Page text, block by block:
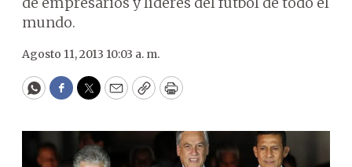
mundo.
Agosto 11, 2013 10:03 a. m.
WhatsApp
Facebook
Twitter
EmailCopyPrint